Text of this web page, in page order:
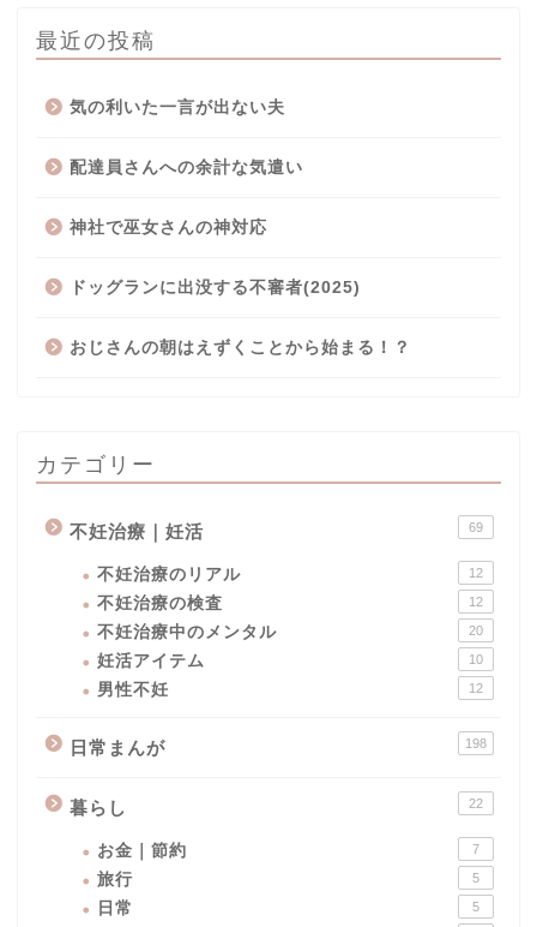
最近の投稿
気の利いた一言が出ない夫
配達員さんへの余計な気遣い
神社で巫女さんの神対応
ドッグランに出没する不審者(2025)
おじさんの朝はえずくことから始まる！？
カテゴリー
不妊治療｜妊活 69
不妊治療のリアル 12
不妊治療の検査 12
不妊治療中のメンタル 20
妊活アイテム 10
男性不妊 12
日常まんが 198
暮らし 22
お金｜節約 7
旅行 5
日常 5